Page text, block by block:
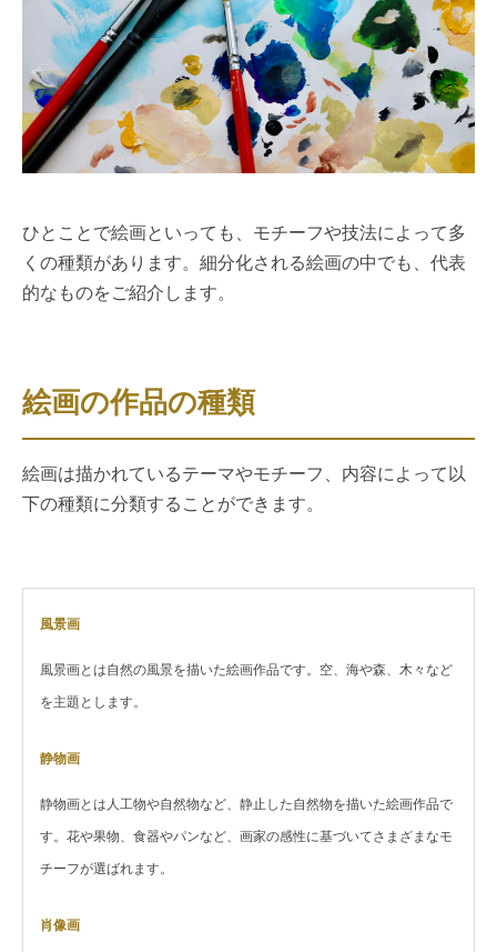
ひとことで絵画といっても、モチーフや技法によって多
くの種類があります。細分化される絵画の中でも、代表
的なものをご紹介します。
絵画の作品の種類
絵画は描かれているテーマやモチーフ、内容によって以
下の種類に分類することができます。
風景画
風景画とは自然の風景を描いた絵画作品です。空、海や森、木々など
を主題とします。
静物画
静物画とは人工物や自然物など、静止した自然物を描いた絵画作品で
す。花や果物、食器やパンなど、画家の感性に基づいてさまざまなモ
チーフが選ばれます。
肖像画